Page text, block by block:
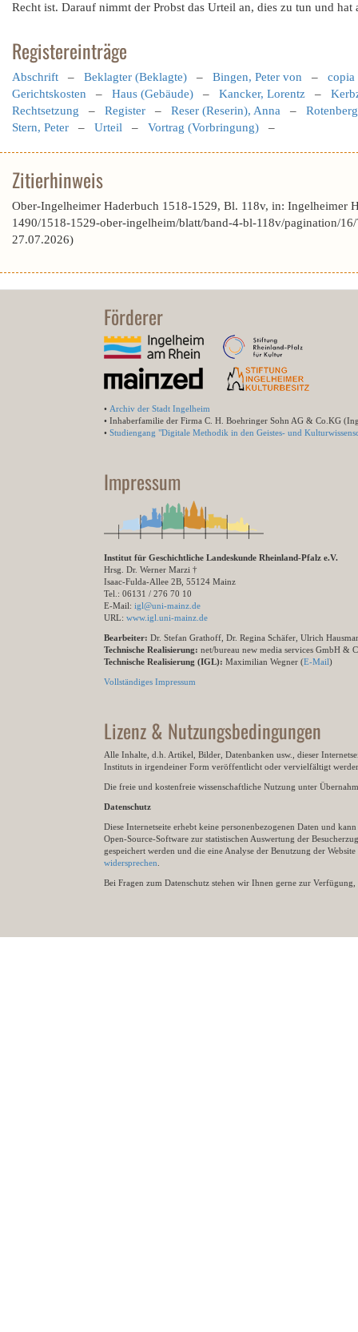
Recht ist. Darauf nimmt der Probst das Urteil an, dies zu tun und
Registereinträge
Abschrift – Beklagter (Beklagte) – Bingen, Peter von – copia
Gerichtskosten – Haus (Gebäude) – Kancker, Lorentz –
Rechtsetzung – Register – Reser (Reserin), Anna –
Stern, Peter – Urteil – Vortrag (Vorbringung) –
Zitierhinweis
Ober-Ingelheimer Haderbuch 1518-1529, Bl. 118v, in: Ingelheimer
1490/1518-1529-ober-ingelheim/blatt/band-4-bl-118v/pagination/
27.07.2026)
Förderer
• Archiv der Stadt Ingelheim
• Inhaberfamilie der Firma C. H. Boehringer Sohn AG & Co.KG
• Studiengang "Digitale Methodik in den Geistes- und
Impressum
Institut für Geschichtliche Landeskunde Rheinland-Pfalz e.V.
Hrsg. Dr. Werner Marzi †
Isaac-Fulda-Allee 2B, 55124 Mainz
Tel.: 06131 / 276 70 10
E-Mail: igl@uni-mainz.de
URL: www.igl.uni-mainz.de
Bearbeiter: Dr. Stefan Grathoff, Dr. Regina Schäfer, Ulrich
Technische Realisierung: net/bureau new media services GmbH &
Technische Realisierung (IGL): Maximilian Wegner (E-Mail)
Vollständiges Impressum
Lizenz & Nutzungsbedingungen
Alle Inhalte, d.h. Artikel, Bilder, Datenbanken usw., dieser
Instituts in irgendeiner Form veröffentlicht oder vervielfältigt
Die freie und kostenfreie wissenschaftliche Nutzung unter
Datenschutz
Diese Internetseite erhebt keine personenbezogenen Daten und
Open-Source-Software zur statistischen Auswertung der
gespeichert werden und die eine Analyse der Benutzung der
widersprechen
Bei Fragen zum Datenschutz stehen wir Ihnen gerne zur